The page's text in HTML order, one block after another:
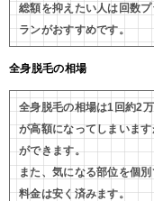
総額を抑えたい人は回数
ランがおすすめです。
全身脱毛の相場
全身脱毛の相場は1回約2
が高額になってしまいま
ができます。
また、気になる部位を個
料金は安く済みます。